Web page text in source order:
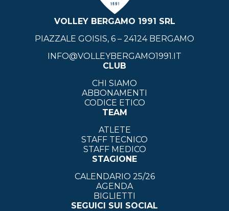
VOLLEY BERGAMO 1991 SRL
PIAZZALE GOISIS, 6 – 24124 BERGAMO
INFO@VOLLEYBERGAMO1991.IT
CLUB
CHI SIAMO
ABBONAMENTI
CODICE ETICO
TEAM
ATLETE
STAFF TECNICO
STAFF MEDICO
STAGIONE
CALENDARIO 25/26
AGENDA
BIGLIETTI
SEGUICI SUI SOCIAL